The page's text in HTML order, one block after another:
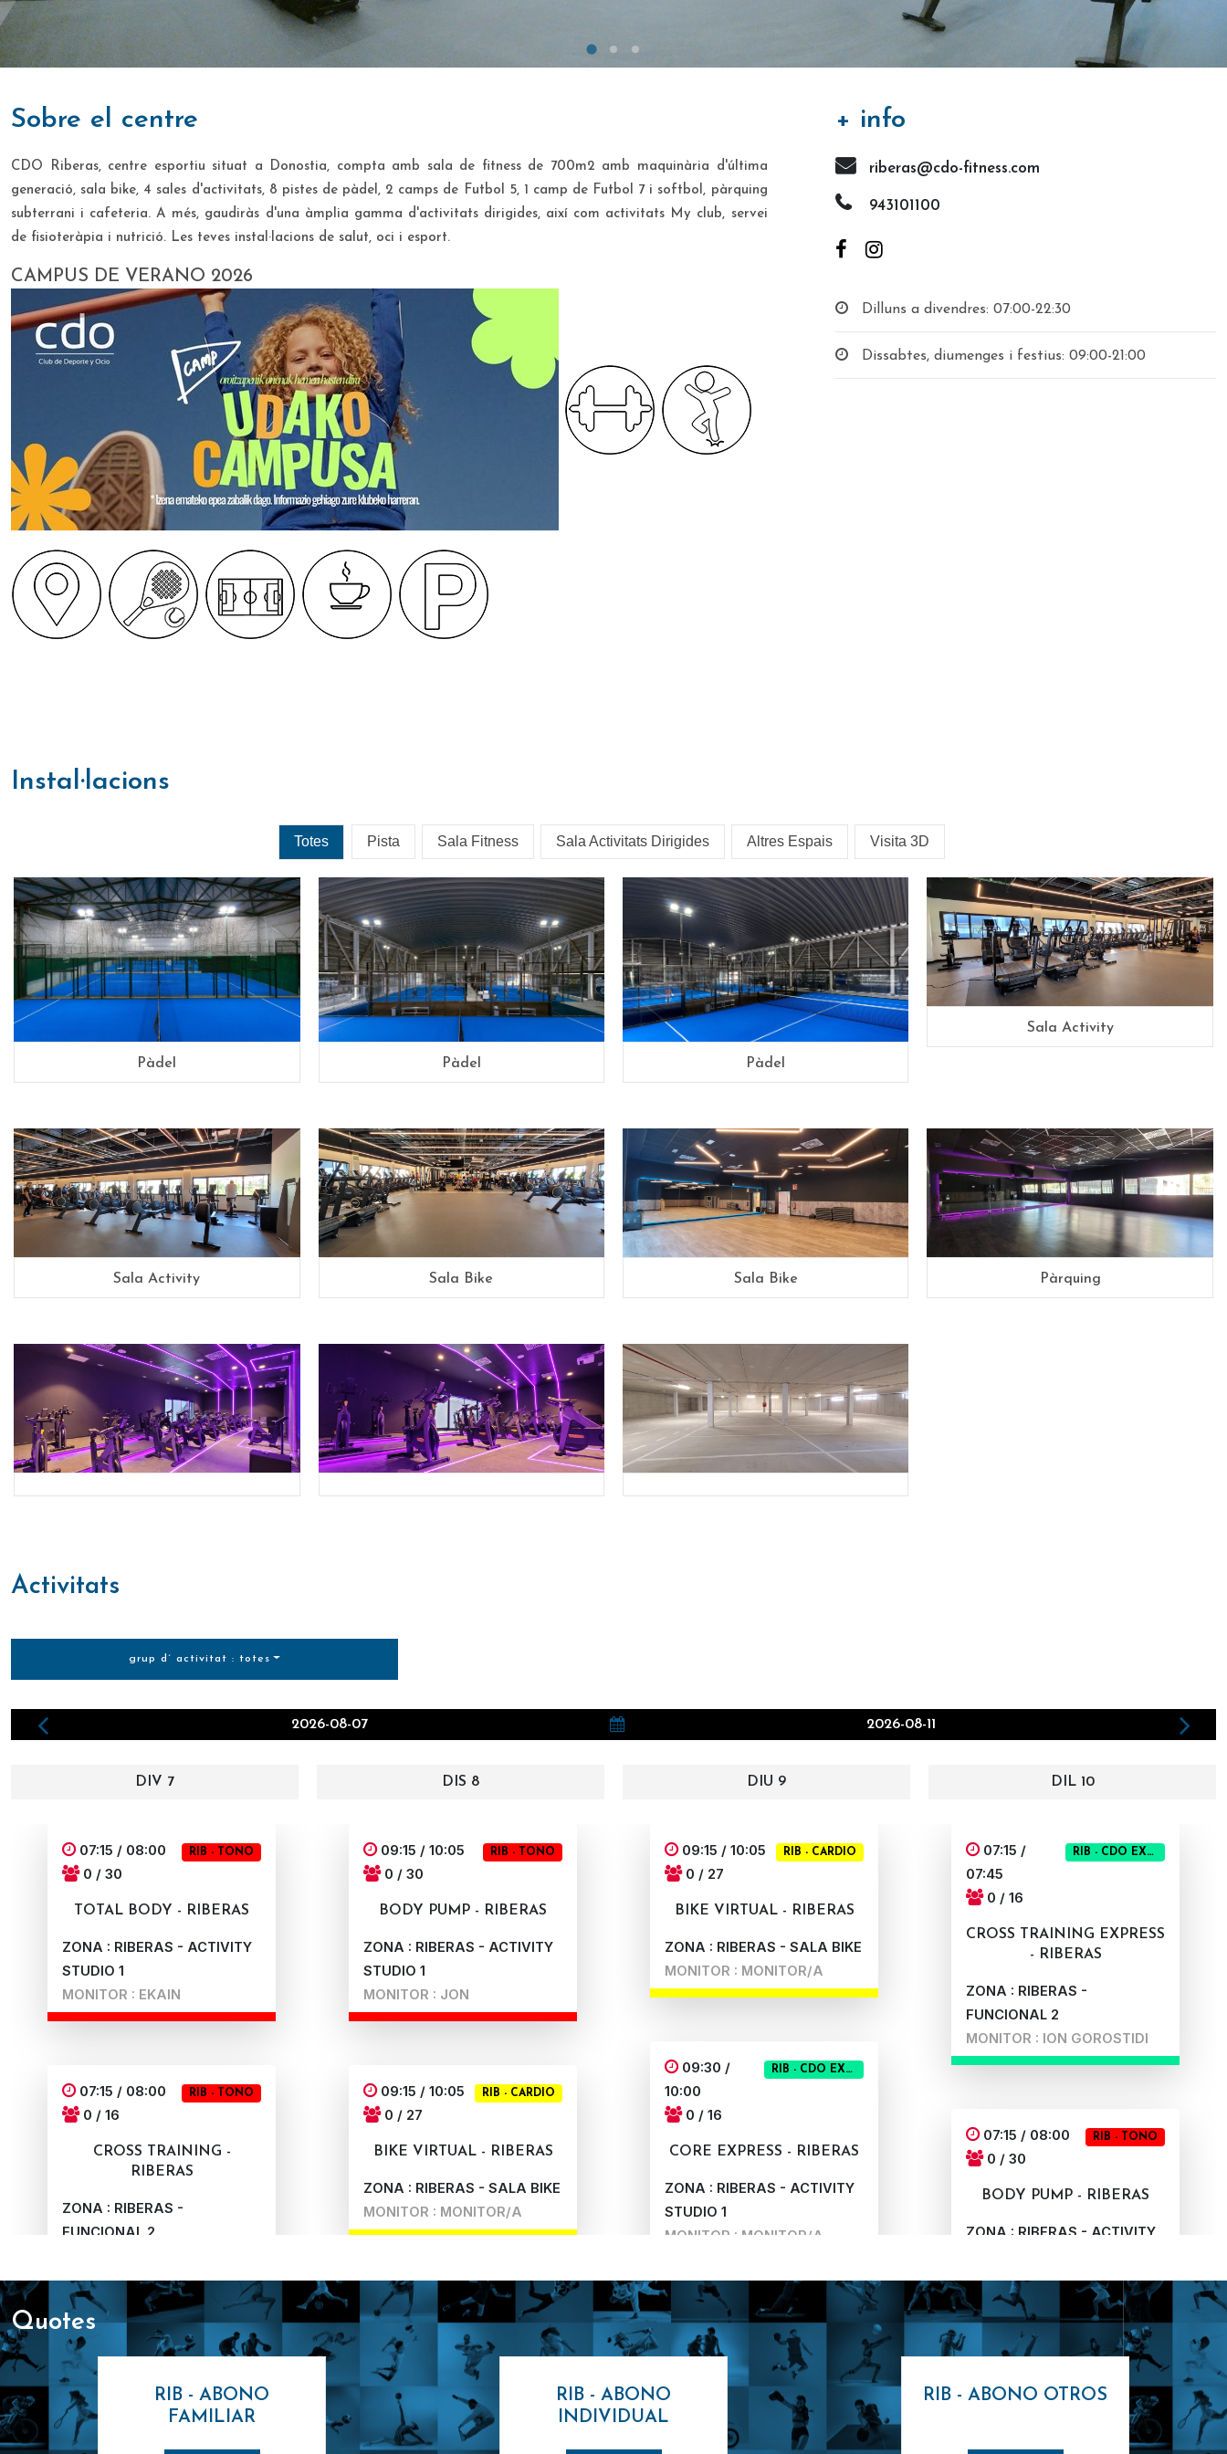
sobre el centre
CDO Riberas, centre esportiu situat a Donostia, compta amb sala de fitness de 700m2 amb maquinària d'última
generació, sala bike, 4 sales d'activitats, 8 pistes de pàdel, 2 camps de Futbol 5, 1 camp de Futbol 7 i softbol, pàrquing
subterrani i cafeteria. A més, gaudiràs d'una àmplia gamma d'activitats dirigides, així com activitats My club, servei
de fisioteràpia i nutrició. Les teves instal·lacions de salut, oci i esport.
CAMPUS DE VERANO 2026
+ info
riberas@cdo-fitness.com
943101100
Dilluns a divendres: 07:00-22:30
Dissabtes, diumenges i festius: 09:00-21:00
instal·lacions
Totes Pista Sala Fitness Sala Activitats Dirigides Altres Espais Visita 3D
Pàdel Pàdel Pàdel
Sala Activity
Sala Activity Sala Bike Sala Bike Pàrquing
activitats
grup d´ activitat : totes
2026-08-07 2026-08-11
DIV 7 DIS 8 DIU 9 DIL 10
07:15 / 08:00 RIB - TONO
0 / 30
TOTAL BODY - RIBERAS
ZONA : RIBERAS - ACTIVITY
STUDIO 1
MONITOR : EKAIN
07:15 / 08:00 RIB - TONO
0 / 16
CROSS TRAINING -
RIBERAS
ZONA : RIBERAS -
FUNCIONAL 2
07:15 / 08:05 RIB - CARDIO
0 / 27
BIKE VIRTUAL - RIBERAS
ZONA : RIBERAS - SALA BIKE
09:15 / 10:05 RIB - TONO
0 / 30
BODY PUMP - RIBERAS
ZONA : RIBERAS - ACTIVITY
STUDIO 1
MONITOR : JON
09:15 / 10:05 RIB - CARDIO
0 / 27
BIKE VIRTUAL - RIBERAS
ZONA : RIBERAS - SALA BIKE
MONITOR : MONITOR/A
10:15 / 11:05 RIB - CARDIO
0 / 29
BIKE - RIBERAS
ZONA : RIBERAS - SALA BIKE
MONITOR : IBON
09:15 / 10:05 RIB - CARDIO
0 / 27
BIKE VIRTUAL - RIBERAS
ZONA : RIBERAS - SALA BIKE
MONITOR : MONITOR/A
09:30 /
10:00
RIB - CDO EXPRESS
0 / 16
CORE EXPRESS - RIBERAS
ZONA : RIBERAS - ACTIVITY
STUDIO 1
MONITOR : MONITOR/A
10:15 / 11:00
0 / 30
VIRTUAL BODYPUMP -
RIBERAS
ZONA : RIBERAS - ACTIVITY
07:15 /
07:45
RIB - CDO EXPRESS
0 / 16
CROSS TRAINING EXPRESS
- RIBERAS
ZONA : RIBERAS -
FUNCIONAL 2
MONITOR : ION GOROSTIDI
07:15 / 08:00 RIB - TONO
0 / 30
BODY PUMP - RIBERAS
ZONA : RIBERAS - ACTIVITY
MONITOR : NAROA
09:00
quotes
RIB - ABONO
FAMILIAR
RIB - ABONO
INDIVIDUAL
RIB - ABONO OTROS